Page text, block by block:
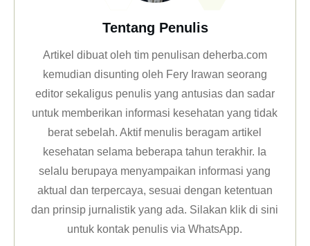
Tentang Penulis
Artikel dibuat oleh tim penulisan deherba.com
kemudian disunting oleh Fery Irawan seorang
editor sekaligus penulis yang antusias dan sadar
untuk memberikan informasi kesehatan yang tidak
berat sebelah. Aktif menulis beragam artikel
kesehatan selama beberapa tahun terakhir. Ia
selalu berupaya menyampaikan informasi yang
aktual dan terpercaya, sesuai dengan ketentuan
dan prinsip jurnalistik yang ada. Silakan klikdi sini
untuk kontak penulis via WhatsApp.